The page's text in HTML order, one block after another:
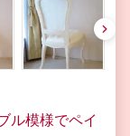
nex
t
ル模様でペイ